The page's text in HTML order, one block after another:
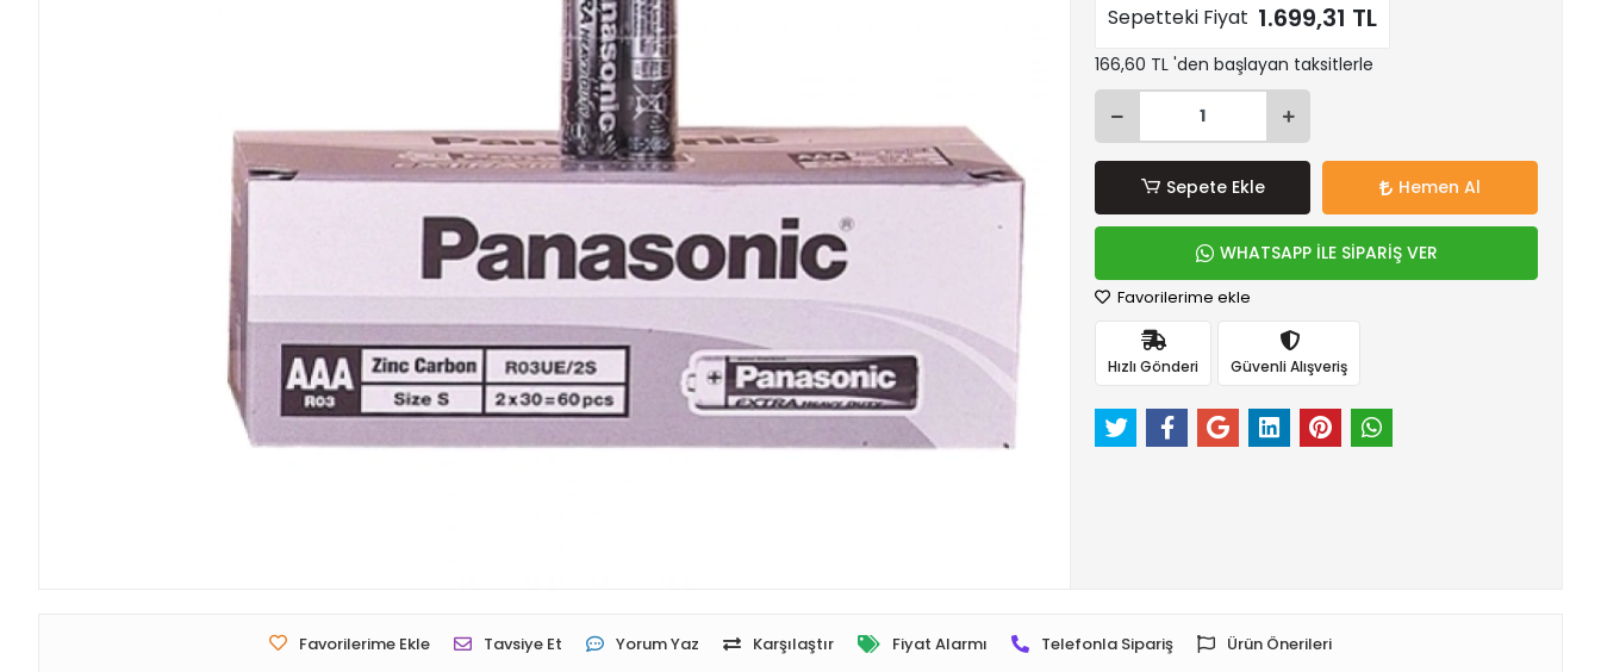
Sepetteki Fiyat 1.699,31 TL
166,60 TL 'den başlayan taksitlerle
Sepete Ekle Hemen Al
WHATSAPP İLE SİPARİŞ VER
Favorilerime ekle
Hızlı Gönderi Güvenli Alışveriş
Favorilerime Ekle Tavsiye Et Yorum Yaz Karşılaştır Fiyat Alarmı Telefonla Sipariş Ürün Önerileri